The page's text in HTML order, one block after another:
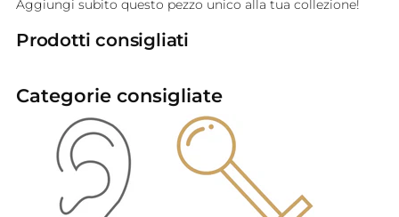
Aggiungi subito questo pezzo unico alla tua collezione!
Prodotti consigliati
Categorie consigliate